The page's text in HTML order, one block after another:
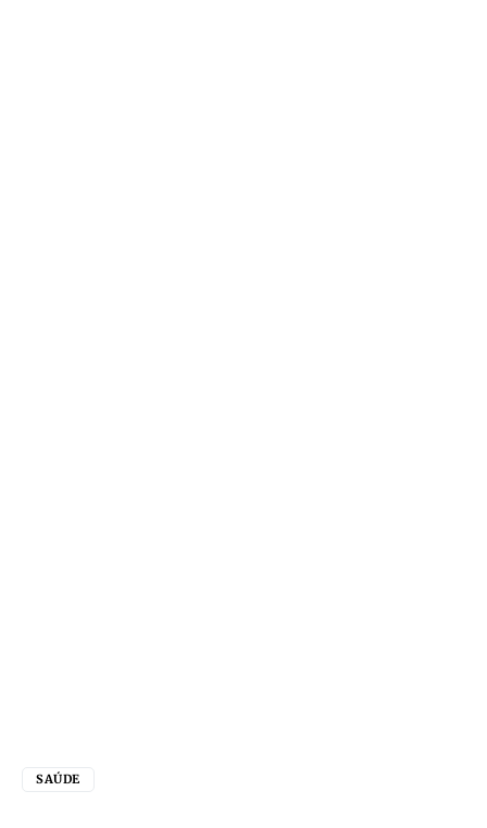
SAÚDE